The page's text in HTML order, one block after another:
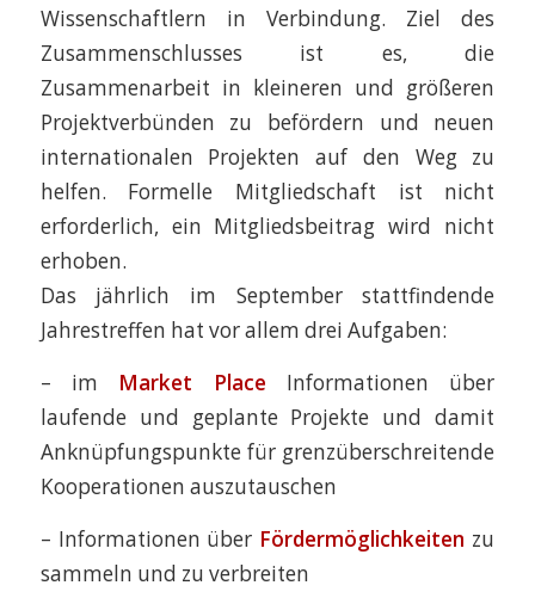
Wissenschaftlern in Verbindung. Ziel des
Zusammenschlusses ist es, die
Zusammenarbeit in kleineren und größeren
Projektverbünden zu befördern und neuen
internationalen Projekten auf den Weg zu
helfen. Formelle Mitgliedschaft ist nicht
erforderlich, ein Mitgliedsbeitrag wird nicht
erhoben.
Das jährlich im September stattfindende
Jahrestreffen hat vor allem drei Aufgaben:
– im Market Place Informationen über
laufende und geplante Projekte und damit
Anknüpfungspunkte für grenzüberschreitende
Kooperationen auszutauschen
– Informationen über Fördermöglichkeiten zu
sammeln und zu verbreiten